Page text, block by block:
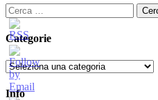
Ricerca
per:
Categorie
Categorie
Info